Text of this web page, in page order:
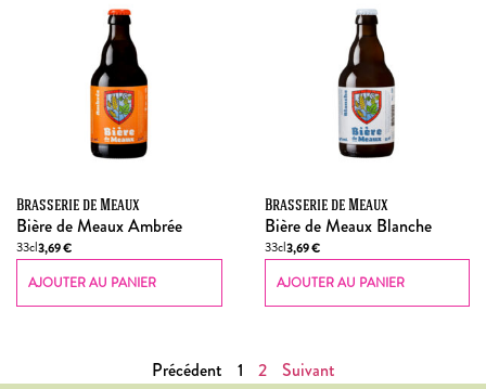
Brasserie de Meaux
Bière de Meaux Ambrée
33cl3,69€
AJOUTER AU PANIER
Brasserie de Meaux
Bière de Meaux Blanche
33cl3,69€
AJOUTER AU PANIER
Précédent 1 2 Suivant